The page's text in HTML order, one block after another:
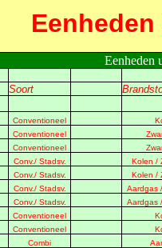
Eenheden
Soort
Conventioneel
Conventioneel
Conventioneel
Conv./ Stadsv. Kolen /
Conv./ Stadsv. Kolen /
Conv./ Stadsv. Aardgas
Conv./ Stadsv. Aardgas
Conventioneel
Conventioneel
Combi